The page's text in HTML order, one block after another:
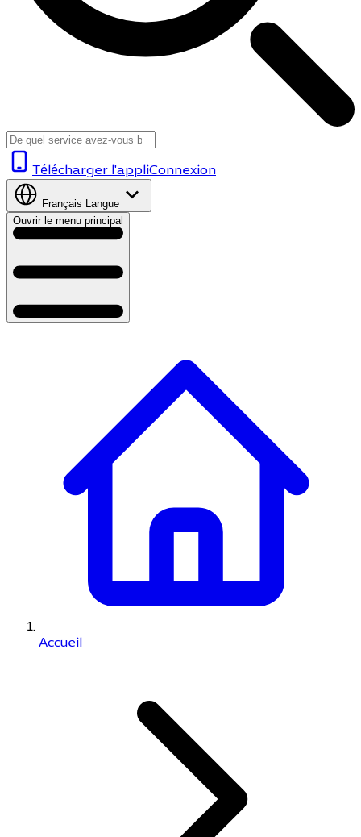
Télécharger l'appliConnexion
Français Langue
Ouvrir le menu principal
Accueil